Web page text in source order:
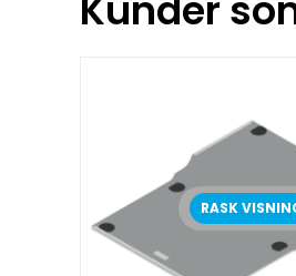
RASK